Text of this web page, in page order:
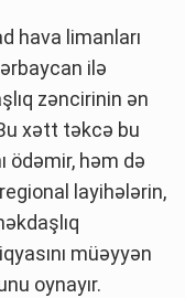
hava limanları
ilə
zəncirinin ən
xətt təkcə bu
ödəmir, həm də
layihələrin,
müəyyən
oynayır.